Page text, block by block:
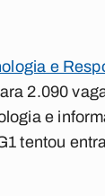
e
2.090
e
tentou